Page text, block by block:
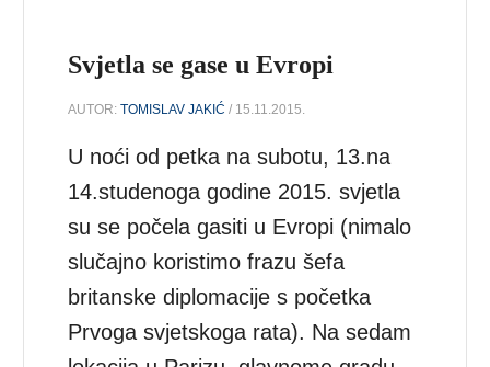
Svjetla se gase u Evropi
AUTOR:TOMISLAV JAKIĆ / 15.11.2015.
U noći od petka na subotu, 13.na
14.studenoga godine 2015. svjetla
su se počela gasiti u Evropi (nimalo
slučajno koristimo frazu šefa
britanske diplomacije s početka
Prvoga svjetskoga rata). Na sedam